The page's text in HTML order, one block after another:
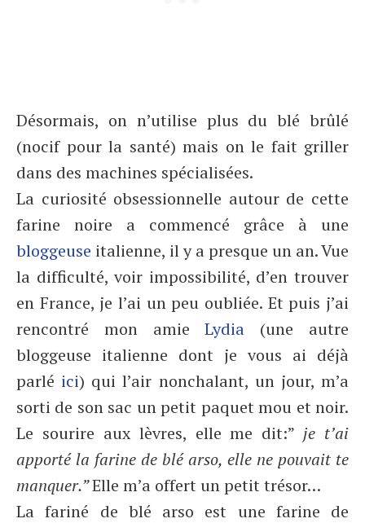
Désormais, on n’utilise plus du blé brûlé
(nocif pour la santé) mais on le fait griller
dans des machines spécialisées.
La curiosité obsessionnelle autour de cette
farine noire a commencé grâce à une
bloggeuse italienne, il y a presque un an. Vue
la difficulté, voir impossibilité, d’en trouver
en France, je l’ai un peu oubliée. Et puis j’ai
rencontré mon amieLydia (une autre
bloggeuse italienne dont je vous ai déjà
parlé ici) qui l’air nonchalant, un jour, m’a
sorti de son sac un petit paquet mou et noir.
Le sourire aux lèvres, elle me dit:” je t’ai
apporté la farine de blé arso, elle ne pouvait te
manquer.”Elle m’a offert un petit trésor…
La fariné de blé arso est une farine de